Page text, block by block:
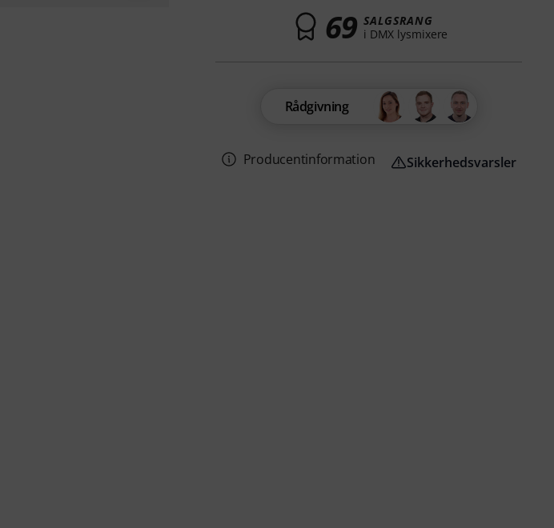
69 SALGSRANG
i DMX lysmixere
Rådgivning
Producentinformation Sikkerhedsvarsler